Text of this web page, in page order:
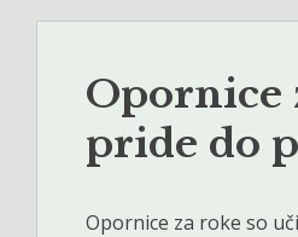
Opornice
pride do
Opornice za roke so